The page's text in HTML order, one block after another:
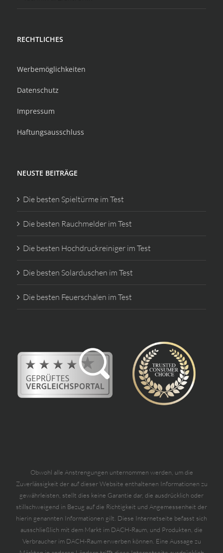
RECHTLICHES
Werbemöglichkeiten
Datenschutz
Impressum
Haftungsausschluss
NEUSTE BEITRÄGE
Die besten Spieltürme im Test
Die besten Rauchmelder im Test
Die besten Hochdruckreiniger im Test
Die besten Solarduschen im Test
Die besten Feuerschalen im Test
Obwohl alle Anstrengungen unternommen werden, um die
Zuverlässigkeit der auf dieser Website enthaltenen Informationen zu
gewährleisten, stellt dies keine Garantie dar, die ausdrücklich oder
stillschweigend in Bezug auf die Richtigkeit und Angemessenheit der
hierin genannten Informationen gilt. Diese Internetseite befasst sich
ausschließlich mit dem Markt im DACH-Raum, und Produkten, die
Verbraucher im DACH-Raum erwerben können. Eine Aussage zu